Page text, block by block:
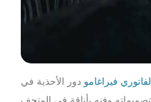
فيراغامو دور الأحذية في